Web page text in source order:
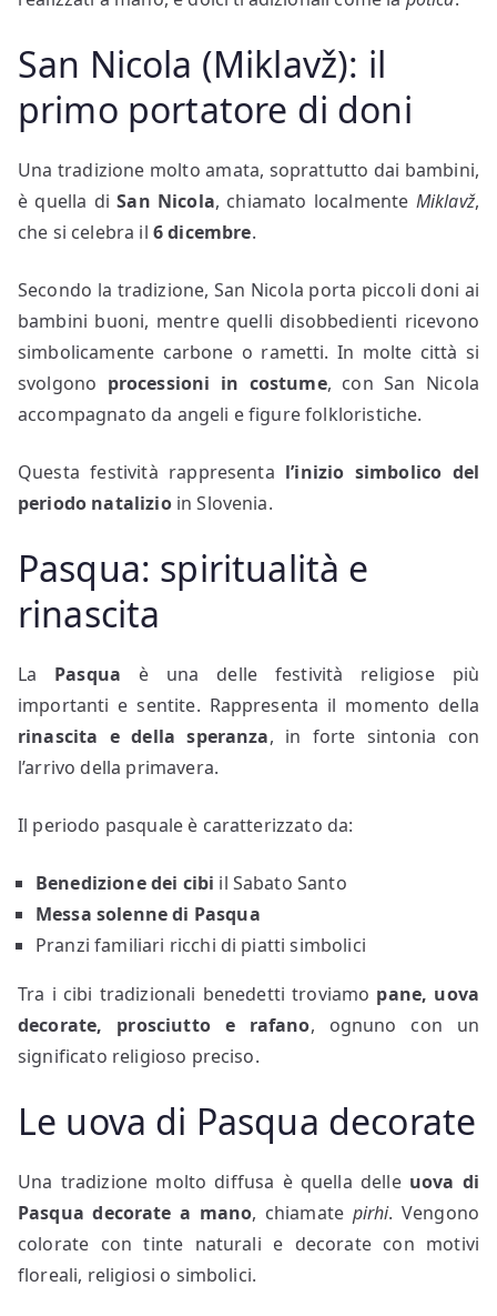
San Nicola (Miklavž): il
primo portatore di doni
Una tradizione molto amata, soprattutto dai bambini,
è quella diSan Nicola, chiamato localmente Miklavž,
che si celebra il 6 dicembre.
Secondo la tradizione, San Nicola porta piccoli doni ai
bambini buoni, mentre quelli disobbedienti ricevono
simbolicamente carbone o rametti. In molte città si
svolgono processioni in costume, con San Nicola
accompagnato da angeli e figure folkloristiche.
Questa festività rappresenta l’inizio simbolico del
periodo natalizioin Slovenia.
Pasqua: spiritualità e
rinascita
La Pasqua è una delle festività religiose più
importanti e sentite. Rappresenta il momento della
rinascita e della speranza, in forte sintonia con
l’arrivo della primavera.
Il periodo pasquale è caratterizzato da:
Benedizione dei cibi il Sabato Santo
Messa solenne di Pasqua
Pranzi familiari ricchi di piatti simbolici
Tra i cibi tradizionali benedetti troviamo pane, uova
decorate, prosciutto e rafano, ognuno con un
significato religioso preciso.
Le uova di Pasqua decorate
Una tradizione molto diffusa è quella delle uova di
Pasqua decorate a mano, chiamate pirhi. Vengono
colorate con tinte naturali e decorate con motivi
floreali, religiosi o simbolici.